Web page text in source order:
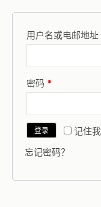
用户名或电邮地址
密码 *
记住我
登录
忘记密码？